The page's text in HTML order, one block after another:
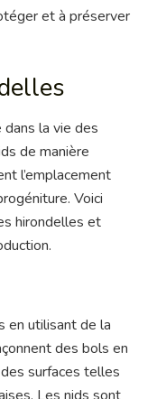
et à préserver
la vie des
de manière
l’emplacement
Voici
hirondelles et
en utilisant de la
des bols en
surfaces telles